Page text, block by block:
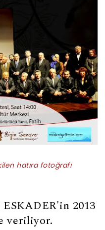
hatıra fotoğrafı
2013
veriliyor.